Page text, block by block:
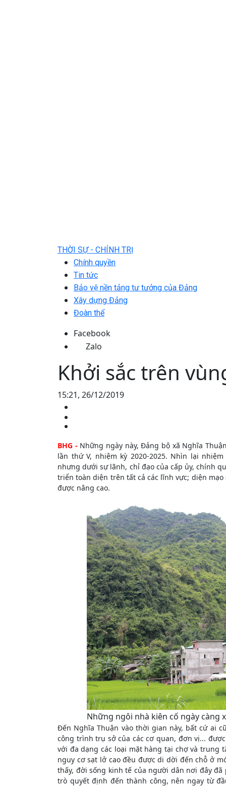
THỜI SỰ - CHÍNH TRỊ
Chính quyền
Tin tức
Bảo vệ nền tảng tư tưởng của Đảng
Xây dựng Đảng
Đoàn thể
Facebook
Zalo
Khởi sắc trên
15:21, 26/12/2019
BHG - Những ngày này, Đảng bộ xã Nghĩa
lần thứ V, nhiệm kỳ 2020-2025. Nhìn lại
nhưng dưới sự lãnh, chỉ đạo của cấp ủy, chính
triển toàn diện trên tất cả các lĩnh vực; diện
được nâng cao.
Những ngôi nhà kiên cố ngày càng
Đến Nghĩa Thuận vào thời gian này, bất cứ ai
công trình trụ sở của các cơ quan, đơn vị...
với đa dạng các loại mặt hàng tại chợ và trung
nguy cơ sạt lở cao đều được di dời đến chỗ ở
thấy, đời sống kinh tế của người dân nơi đây
trò quyết định đến thành công, nên ngay từ